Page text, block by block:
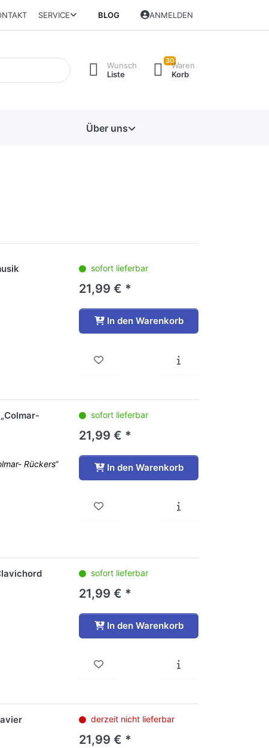
SERVICE BLOG ANMELDEN
Wunsch
Liste
30Waren
Korb
Über uns
sofort lieferbar
21,99 € *
In den Warenkorb
Rückers“
sofort lieferbar
21,99 € *
In den Warenkorb
sofort lieferbar
21,99 € *
In den Warenkorb
derzeit nicht lieferbar
21,99 € *